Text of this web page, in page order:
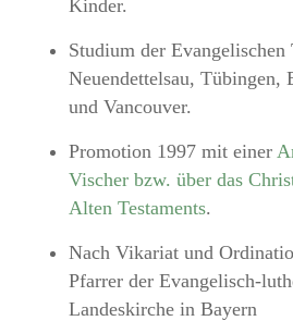
Kinder.
Studium der
Neuendettelsau, Tübingen,
und Vancouver.
Promotion 1997 mit einer
Vischer bzw. über das
Alten Testaments.
Nach Vikariat und
Pfarrer der Evangelisch-
Landeskirche in Bayern